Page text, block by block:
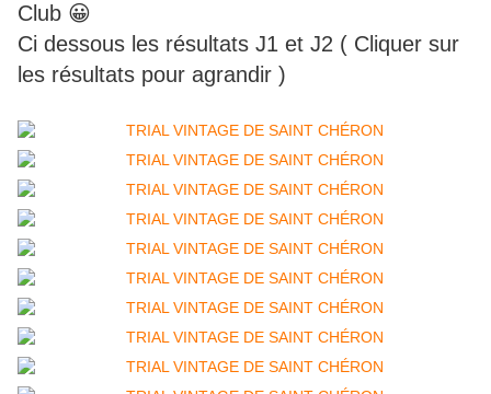
Club 😀
Ci dessous les résultats J1 et J2 ( Cliquer sur
les résultats pour agrandir )